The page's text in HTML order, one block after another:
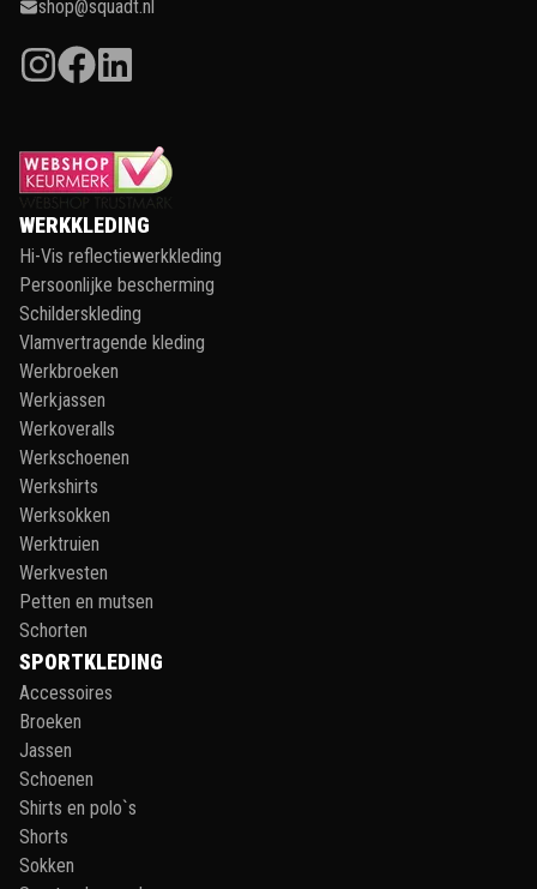
shop@squadt.nl
WERKKLEDING
Hi-Vis reflectiewerkkleding
Persoonlijke bescherming
Schilderskleding
Vlamvertragende kleding
Werkbroeken
Werkjassen
Werkoveralls
Werkschoenen
Werkshirts
Werksokken
Werktruien
Werkvesten
Petten en mutsen
Schorten
SPORTKLEDING
Accessoires
Broeken
Jassen
Schoenen
Shirts en polo`s
Shorts
Sokken